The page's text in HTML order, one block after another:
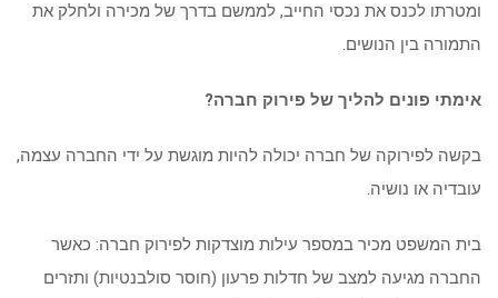
ומטרתו לכנס את נכסי החייב, לממשם בדרך של מכירה ולחלק את
התמורה בין הנושים.
אימתי פונים להליך של פירוק חברה?
בקשה לפירוקה של חברה יכולה להיות מוגשת על ידי החברה עצמה,
עובדיה או נושיה.
בית המשפט מכיר במספר עילות מוצדקות לפירוק חברה: כאשר
החברה מגיעה למצב של חדלות פרעון (חוסר סולבנטיות) ותזרים